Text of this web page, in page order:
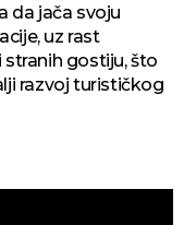
da jača svoju
uz rast
gostiju, što
razvoj turističkog